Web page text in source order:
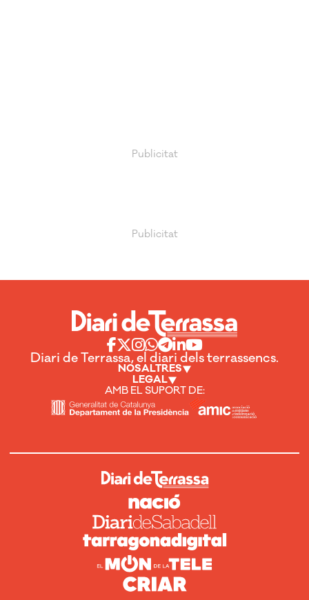
Diari de Terrassa, el diari dels terrassencs.
NOSALTRES
LEGAL
AMB EL SUPORT DE: